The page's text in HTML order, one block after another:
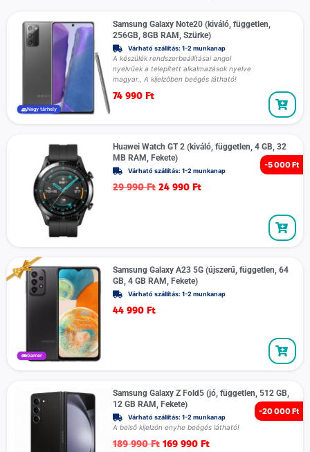
Nagy tárhely
Samsung Galaxy Note20 (kiváló, független,
256GB, 8GB RAM, Szürke)
Várható szállítás: 1-2 munkanap
A készülék rendszerbeállításai angol
nyelvűek a telepített alkalmazások nyelve
magyar., A kijelzőben beégés látható!
74 990 Ft
-5 000 Ft
Huawei Watch GT 2 (kiváló, független, 4 GB, 32
MB RAM, Fekete)
Várható szállítás: 1-2 munkanap
29 990Ft 24 990 Ft
Gamer
Samsung Galaxy A23 5G (újszerű, független, 64
GB, 4 GB RAM, Fekete)
Várható szállítás: 1-2 munkanap
44 990 Ft
-20 000 Ft
Samsung Galaxy Z Fold5 (jó, független, 512 GB,
12 GB RAM, Fekete)
Várható szállítás: 1-2 munkanap
A belső kijelzön enyhe beégés látható!
189 990Ft 169 990 Ft